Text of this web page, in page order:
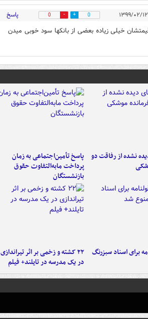
0
0 پاسخ
خیلی زیاده بعضی از بانکها سود خوبی میدن
نشده از رفاقت دو
پاسخ تأمین‌اجتماعی به زمان
پرداخت مابه‌التفاوت حقوق
بازنشستگان
برای اسناد سبزرنگ
۲۲ کشته و زخمی بر اثر تیراندازی
در یک مدرسه در تایلند+ فیلم